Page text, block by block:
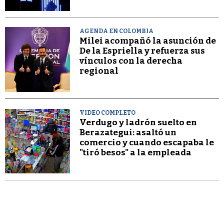
AGENDA EN COLOMBIA
Milei acompañó la asunción de
De la Espriella y refuerza sus
vínculos con la derecha
regional
VIDEO COMPLETO
Verdugo y ladrón suelto en
Berazategui: asaltó un
comercio y cuando escapaba le
"tiró besos" a la empleada